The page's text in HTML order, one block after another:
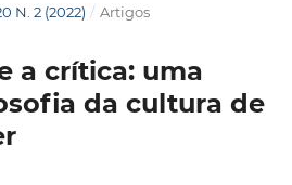
N. 2 (2022) / Artigos
a crítica: uma
da cultura de